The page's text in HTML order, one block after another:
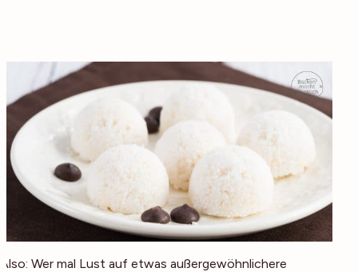
Also: Wer mal Lust auf etwas außergewöhnlichere